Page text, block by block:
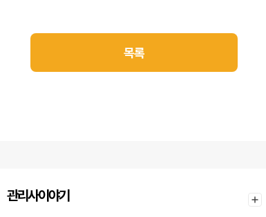
목록
관리사이야기